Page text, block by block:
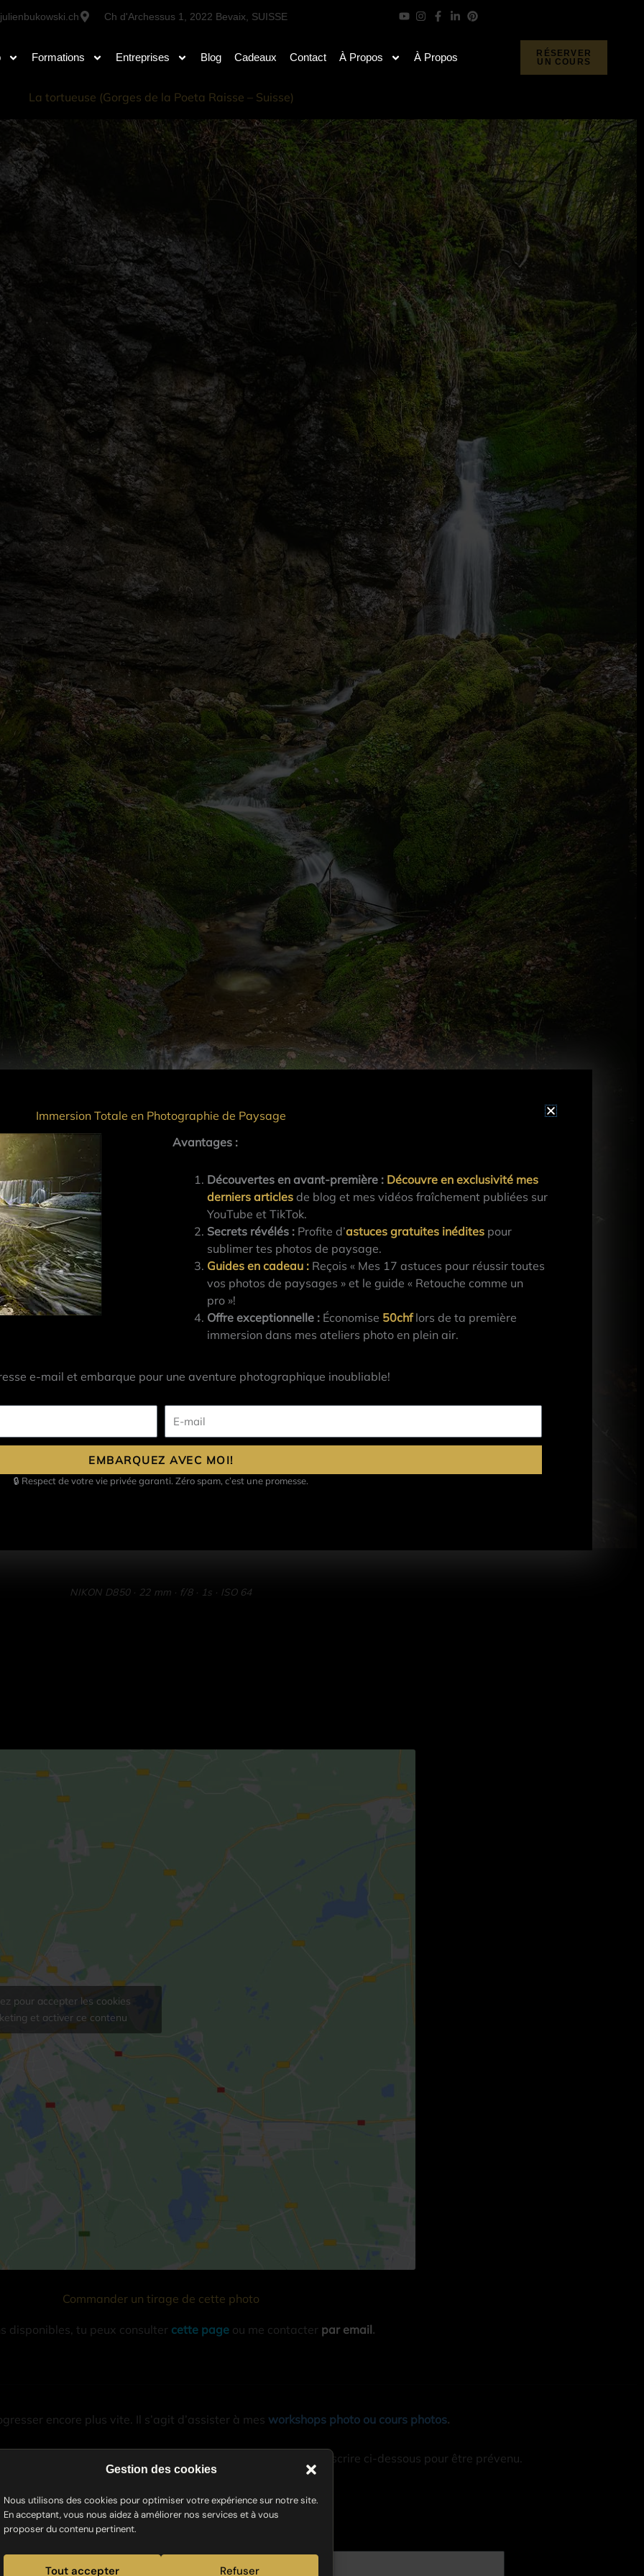
Gestion des cookies
Nous utilisons des cookies pour optimiser votre expérience sur notre site.
En acceptant, vous nous aidez à améliorer nos services et à vous
proposer du contenu pertinent.
Tout accepter Refuser
Ch d'Archessus 1, 2022 Bevaix, SUISSE
Formations Entreprises Blog Cadeaux Contact À Propos À Propos
RÉSERVER
UN COURS
La tortueuse (Gorges de la Poeta Raisse – Suisse)
NIKON D850 · 22 mm · f/8 · 1s · ISO 64
pour accepter les cookies
et activer ce contenu
Commander un tirage de cette photo
disponibles, tu peux consulter cette page ou me contacter par email.
encore plus vite. Il s’agit d’assister à mes workshops photo ou cours photos.
photo ou quand j’ajoute de nouvelles dates, tu peux t’inscrire ci-dessous pour être prévenu.
E-
Immersion Totale en Photographie de Paysage
Avantages :
Découvertes en avant-première : Découvre en exclusivité mes
derniers articles de blog et mes vidéos fraîchement publiées sur
YouTube et TikTok.
Secrets révélés : Profite d’astuces gratuites inédites pour
sublimer tes photos de paysage.
Guides en cadeau : Reçois « Mes 17 astuces pour réussir toutes
vos photos de paysages » et le guide « Retouche comme un
pro »!
Offre exceptionnelle : Économise 50chflors de ta première
immersion dans mes ateliers photo en plein air.
e-mail et embarque pour une aventure photographique inoubliable!
mail
EMBARQUEZ AVEC MOI!
🔒 Respect de votre vie privée garanti. Zéro spam, c’est une promesse.